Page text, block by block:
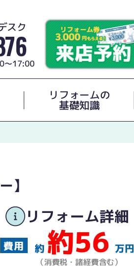
スク
～17:00
リフォームの
基礎知識
】
リフォーム詳細
約 約56 万円
（消費税・諸経費含む）